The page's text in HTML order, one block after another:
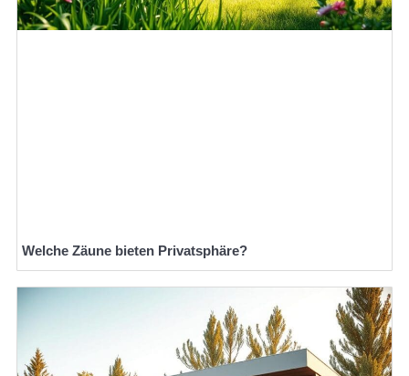
Welche Zäune bieten Privatsphäre?